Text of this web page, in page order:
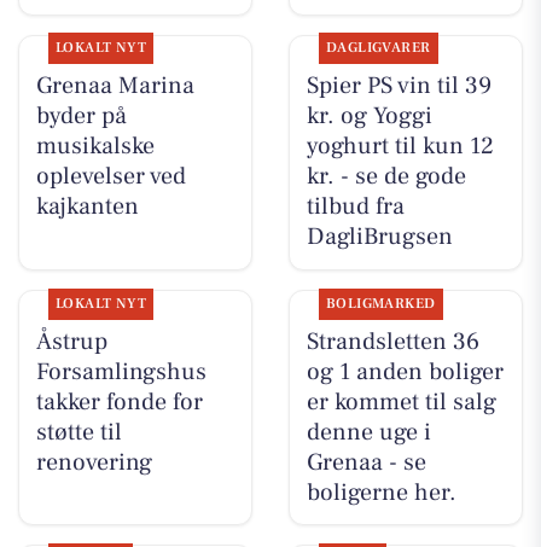
LOKALT NYT
Grenaa Marina
byder på
musikalske
oplevelser ved
kajkanten
DAGLIGVARER
Spier PS vin til 39
kr. og Yoggi
yoghurt til kun 12
kr. - se de gode
tilbud fra
DagliBrugsen
LOKALT NYT
Åstrup
Forsamlingshus
takker fonde for
støtte til
renovering
BOLIGMARKED
Strandsletten 36
og 1 anden boliger
er kommet til salg
denne uge i
Grenaa - se
boligerne her.